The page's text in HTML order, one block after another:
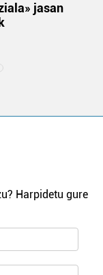
jasan
Harpidetu gure